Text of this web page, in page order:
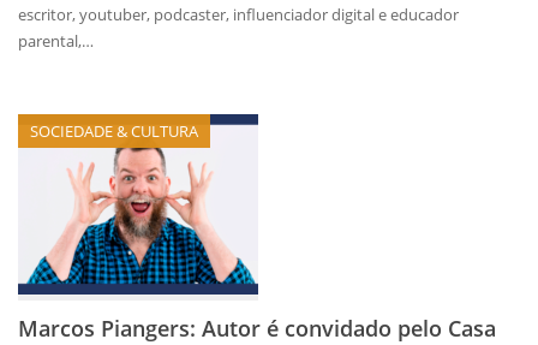
escritor, youtuber, podcaster, influenciador digital e educador
parental,…
SOCIEDADE & CULTURA
Marcos Piangers: Autor é convidado pelo Casa